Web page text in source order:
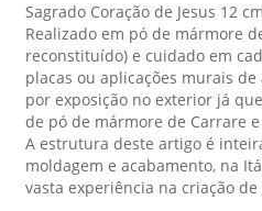
Sagrado Coração de Jesus 12
Realizado em pó de mármore
reconstituído) e cuidado em
placas ou aplicações murais
por exposição no exterior já
de pó de mármore de Carrare
A estrutura deste artigo é
moldagem e acabamento, na
vasta experiência na criação